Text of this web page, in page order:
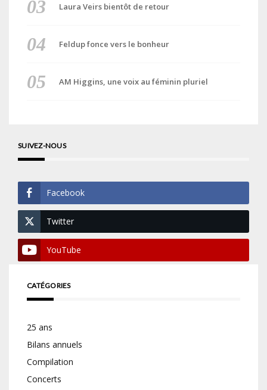
Laura Veirs bientôt de retour
Feldup fonce vers le bonheur
AM Higgins, une voix au féminin pluriel
SUIVEZ-NOUS
Facebook
Twitter
YouTube
CATÉGORIES
25 ans
Bilans annuels
Compilation
Concerts